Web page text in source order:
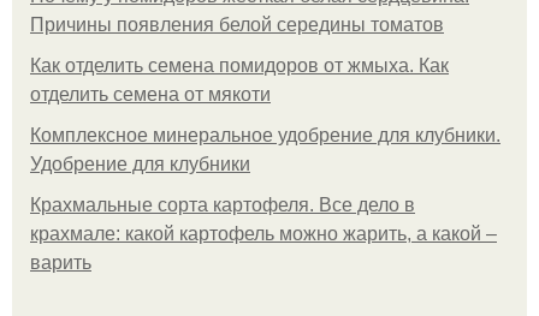
Причины появления белой середины томатов
Как отделить семена помидоров от жмыха. Как
отделить семена от мякоти
Комплексное минеральное удобрение для клубники.
Удобрение для клубники
Крахмальные сорта картофеля. Все дело в
крахмале: какой картофель можно жарить, а какой –
варить